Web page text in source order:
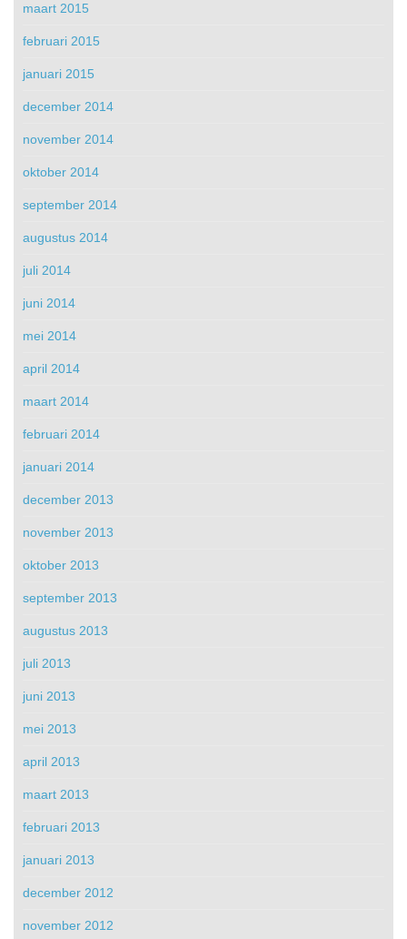
maart 2015
februari 2015
januari 2015
december 2014
november 2014
oktober 2014
september 2014
augustus 2014
juli 2014
juni 2014
mei 2014
april 2014
maart 2014
februari 2014
januari 2014
december 2013
november 2013
oktober 2013
september 2013
augustus 2013
juli 2013
juni 2013
mei 2013
april 2013
maart 2013
februari 2013
januari 2013
december 2012
november 2012